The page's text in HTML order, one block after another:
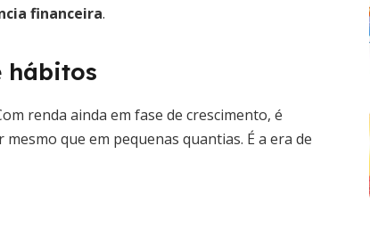
financeira.
hábitos
renda ainda em fase de crescimento, é
mesmo que em pequenas quantias. É a era de